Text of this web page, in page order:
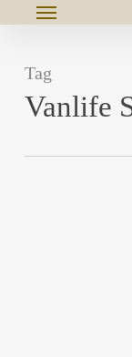
main
content
Tag
Vanlife